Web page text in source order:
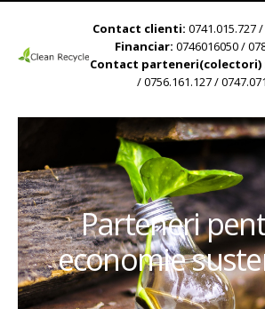
Contact clienti: 0741.015.727
Financiar: 0746016050 /
Contact parteneri(colectori)
/ 0756.161.127 /
Parteneri
economie